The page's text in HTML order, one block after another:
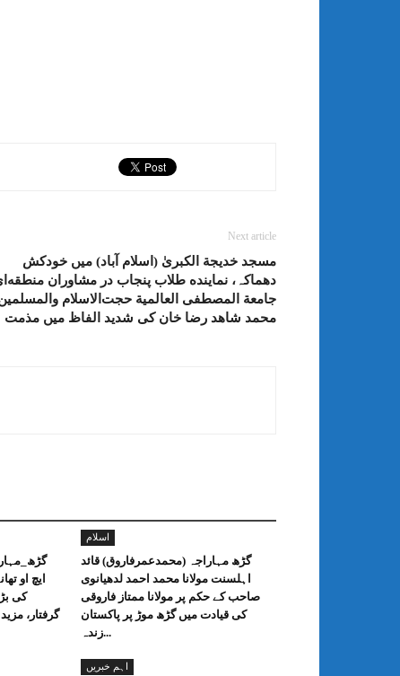
Next article
مسجد خدیجة الکبریٰ (اسلام آباد) میں خودکش
دھماکہ، نماینده طلاب پنجاب در مشاوران
جامعة المصطفی العالمیة حجت‌الاسلام
محمد شاهد رضا خان کی شدید الفاظ میں مذمت
ایچ او
کی
گرفتار،
اسلام
گڑھ مہاراجہ (محمدعمرفاروق) قائد
اہلسنت مولانا محمد احمد لدھیانوی
صاحب کے حکم پر مولانا ممتاز فاروقی
کی قیادت میں گڑھ موڑ پر پاکستان
زندہ...
اہم خبریں